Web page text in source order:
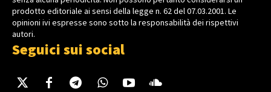
prodotto editoriale ai sensi della legge n. 62 del 07.03.2001. Le
opinioni ivi espresse sono sotto la responsabilità dei rispettivi
autori.
Seguici sui social